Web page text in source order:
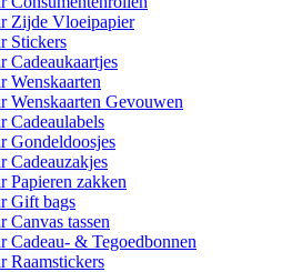
Zijde Vloeipapier
Stickers
Cadeaukaartjes
Wenskaarten
Wenskaarten Gevouwen
Cadeaulabels
Gondeldoosjes
Cadeauzakjes
Papieren zakken
Gift bags
Canvas tassen
Cadeau- & Tegoedbonnen
Raamstickers